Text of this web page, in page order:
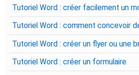
Tutoriel Word : créer facilement un
Tutoriel Word : comment concevoir
Tutoriel Word : créer un flyer ou une
Tutoriel Word : créer un formulaire